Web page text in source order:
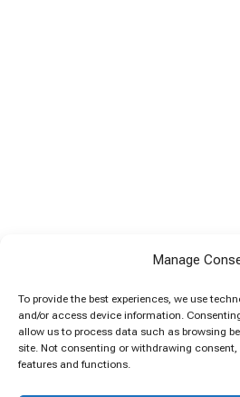
Manage
To provide the best experiences, we use
and/or access device information.
allow us to process data such as browsing
site. Not consenting or withdrawing
features and functions.